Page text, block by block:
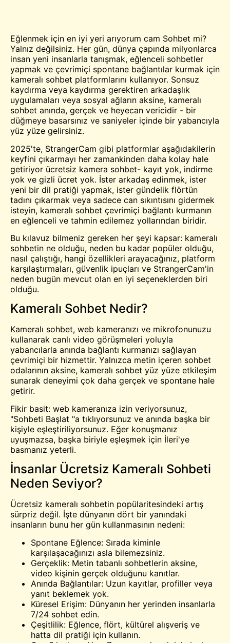
Eğlenmek için en iyi yeri arıyorum cam Sohbet mi?
Yalnız değilsiniz. Her gün, dünya çapında milyonlarca
insan yeni insanlarla tanışmak, eğlenceli sohbetler
yapmak ve çevrimiçi spontane bağlantılar kurmak için
kameralı sohbet platformlarını kullanıyor. Sonsuz
kaydırma veya kaydırma gerektiren arkadaşlık
uygulamaları veya sosyal ağların aksine, kameralı
sohbet anında, gerçek ve heyecan vericidir - bir
düğmeye basarsınız ve saniyeler içinde bir yabancıyla
yüz yüze gelirsiniz.
2025'te, StrangerCam gibi platformlar aşağıdakilerin
keyfini çıkarmayı her zamankinden daha kolay hale
getiriyor ücretsiz kamera sohbet- kayıt yok, indirme
yok ve gizli ücret yok. İster arkadaş edinmek, ister
yeni bir dil pratiği yapmak, ister gündelik flörtün
tadını çıkarmak veya sadece can sıkıntısını gidermek
isteyin, kameralı sohbet çevrimiçi bağlantı kurmanın
en eğlenceli ve tahmin edilemez yollarından biridir.
Bu kılavuz bilmeniz gereken her şeyi kapsar: kameralı
sohbetin ne olduğu, neden bu kadar popüler olduğu,
nasıl çalıştığı, hangi özellikleri arayacağınız, platform
karşılaştırmaları, güvenlik ipuçları ve StrangerCam'in
neden bugün mevcut olan en iyi seçeneklerden biri
olduğu.
Kameralı Sohbet Nedir?
Kameralı sohbet, web kameranızı ve mikrofonunuzu
kullanarak canlı video görüşmeleri yoluyla
yabancılarla anında bağlantı kurmanızı sağlayan
çevrimiçi bir hizmettir. Yalnızca metin içeren sohbet
odalarının aksine, kameralı sohbet yüz yüze etkileşim
sunarak deneyimi çok daha gerçek ve spontane hale
getirir.
Fikir basit: web kameranıza izin veriyorsunuz,
"Sohbeti Başlat "a tıklıyorsunuz ve anında başka bir
kişiyle eşleştiriliyorsunuz. Eğer konuşmanız
uyuşmazsa, başka biriyle eşleşmek için İleri'ye
basmanız yeterli.
İnsanlar Ücretsiz Kameralı Sohbeti
Neden Seviyor?
Ücretsiz kameralı sohbetin popülaritesindeki artış
sürpriz değil. İşte dünyanın dört bir yanındaki
insanların bunu her gün kullanmasının nedeni:
Spontane Eğlence: Sırada kiminle
karşılaşacağınızı asla bilemezsiniz.
Gerçeklik: Metin tabanlı sohbetlerin aksine,
video kişinin gerçek olduğunu kanıtlar.
Anında Bağlantılar: Uzun kayıtlar, profiller veya
yanıt beklemek yok.
Küresel Erişim: Dünyanın her yerinden insanlarla
7/24 sohbet edin.
Çeşitlilik: Eğlence, flört, kültürel alışveriş ve
hatta dil pratiği için kullanın.